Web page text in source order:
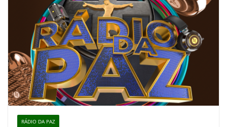
RÁDIO DA PAZ